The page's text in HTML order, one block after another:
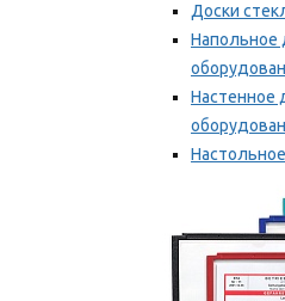
Доски
Напольное
Настенное
Мы рекомендуем